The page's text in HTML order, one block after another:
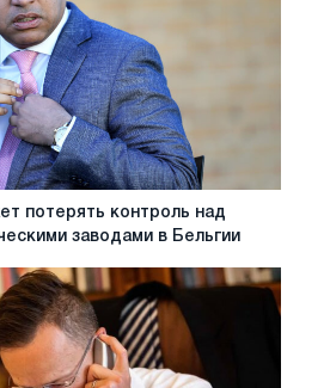
потерять контроль над
заводами в Бельгии